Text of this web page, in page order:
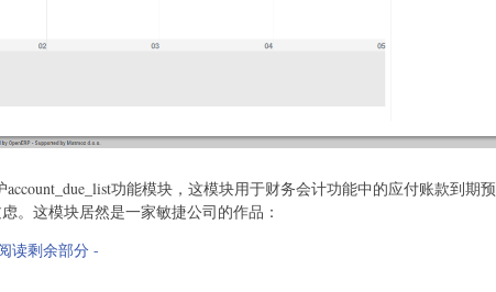
功能模块，这模块用于财务会计功能中的应付账款到期预
。这模块居然是一家敏捷公司的作品：
读剩余部分 -